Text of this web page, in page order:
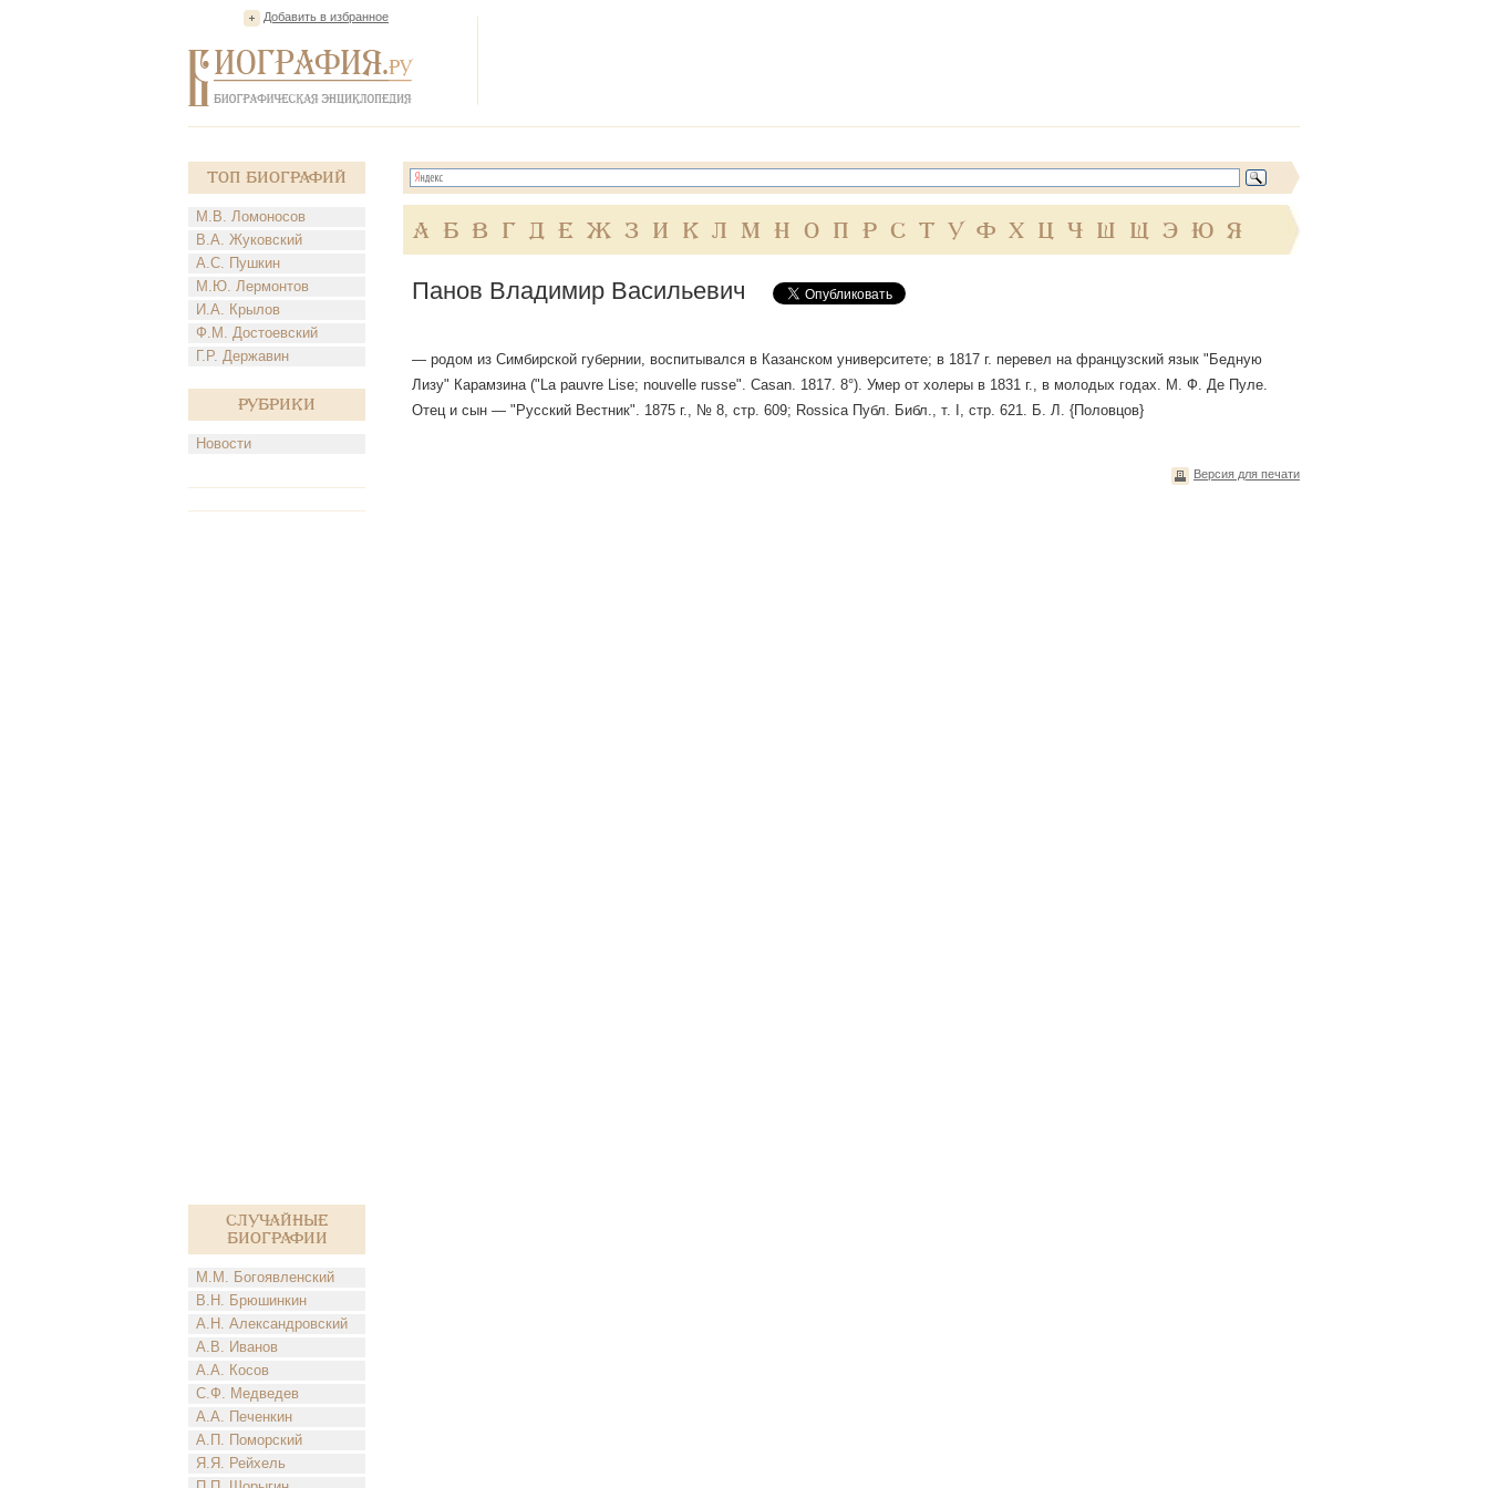
Добавить в избранное
Топ Биографий
М.В. Ломоносов
В.А. Жуковский
А.С. Пушкин
М.Ю. Лермонтов
И.А. Крылов
Ф.М. Достоевский
Г.Р. Державин
Рубрики
Новости
Случайные
биографии
М.М. Богоявленский
В.Н. Брюшинкин
А.Н. Александровский
А.В. Иванов
А.А. Косов
С.Ф. Медведев
А.А. Печенкин
А.П. Поморский
Я.Я. Рейхель
А Б В Г Д Е Ж З И К Л М Н О П Р С Т У Ф Х Ц Ч Ш Щ Э Ю Я
Панов Владимир Васильевич
— родом из Симбирской губернии, воспитывался в Казанском университете; в 1817 г. перевел на французский язык "Бедную
Лизу" Карамзина ("La pauvre Lise; nouvelle russe". Casan. 1817. 8°). Умер от холеры в 1831 г., в молодых годах. М. Ф. Де Пуле.
Отец и сын — "Русский Вестник". 1875 г., № 8, стр. 609; Rossica Публ. Библ., т. I, стр. 621. Б. Л. {Половцов}
Версия для печати